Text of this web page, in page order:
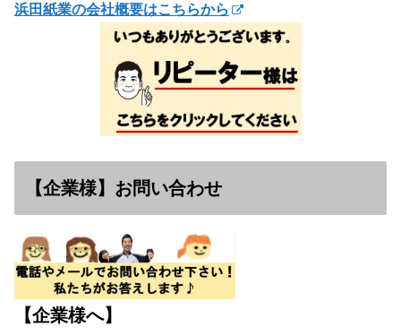
浜田紙業の会社概要はこちらから
【企業様】お問い合わせ
【企業様へ】